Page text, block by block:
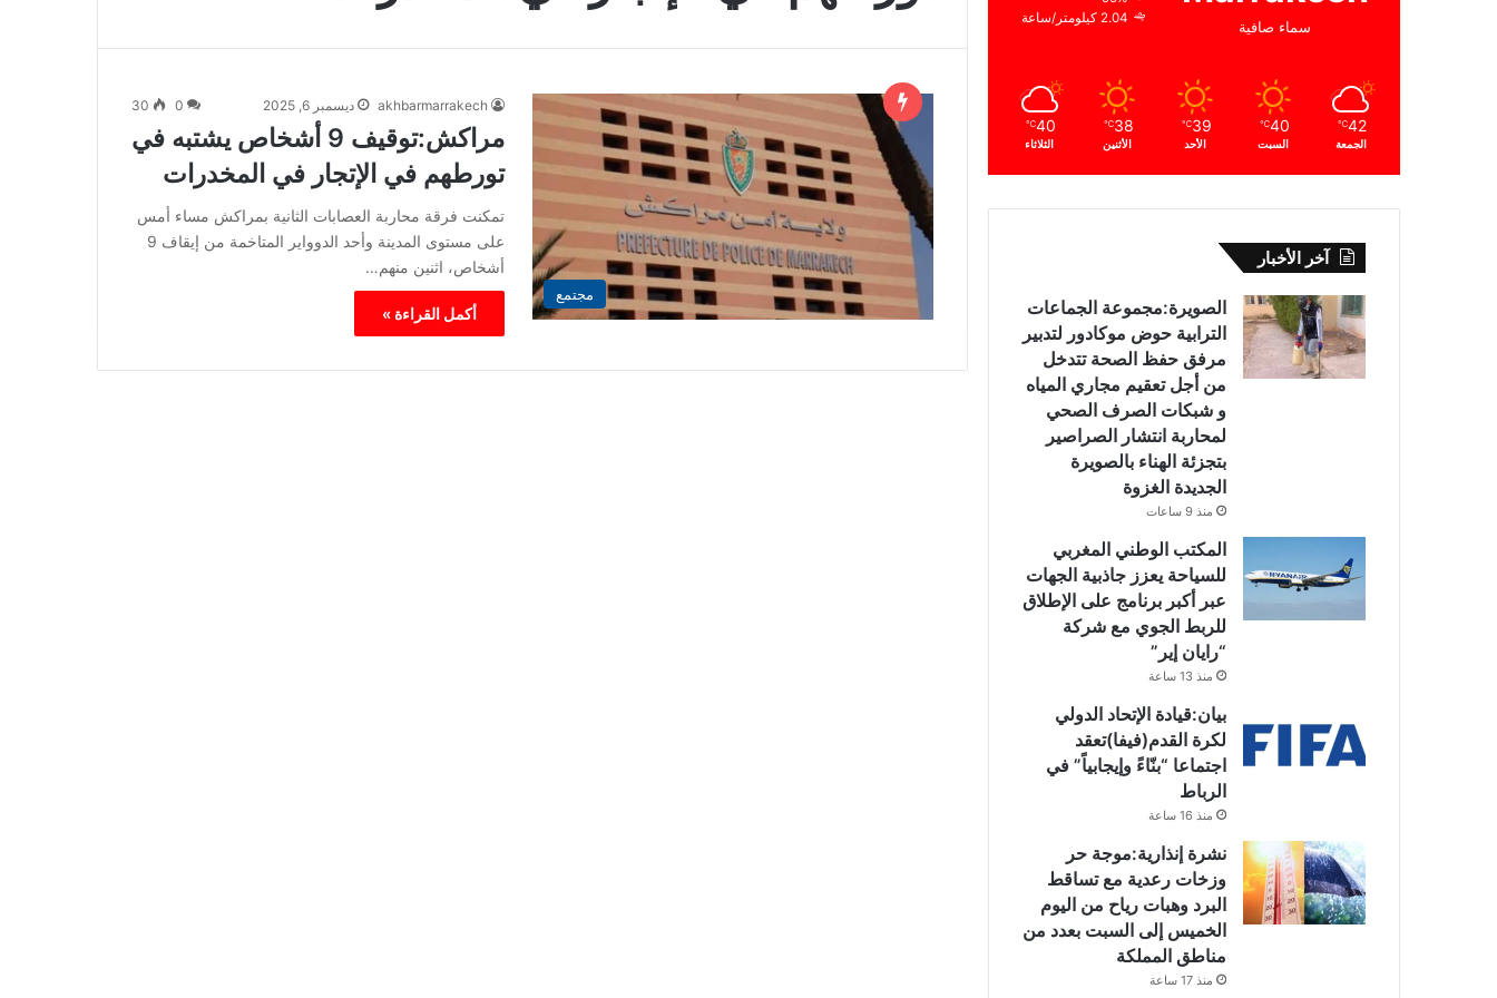
مجتمع
akhbarmarrakech ديسمبر 6, 2025 0
30
مراكش:توقيف 9 أشخاص يشتبه في
تورطهم في الإتجار في المخدرات
تمكنت فرقة محاربة العصابات الثانية بمراكش مساء أمس
على مستوى المدينة وأحد الدوواير المتاخمة من إيقاف 9
أشخاص، اثنين منهم…
أكمل القراءة »
سماء صافية
2.04 كيلومتر/ساعة
42
℃
الجمعة
40
℃
السبت
39
℃
الأحد
38
℃
الأثنين
40
℃
الثلاثاء
آخر الأخبار
الصويرة:مجموعة الجماعات
الترابية حوض موكادور لتدبير
مرفق حفظ الصحة تتدخل
من أجل تعقيم مجاري المياه
و شبكات الصرف الصحي
لمحاربة انتشار الصراصير
بتجزئة الهناء بالصويرة
الجديدة الغزوة
منذ 9 ساعات
المكتب الوطني المغربي
للسياحة يعزز جاذبية الجهات
عبر أكبر برنامج على الإطلاق
للربط الجوي مع شركة
“رايان إير”
منذ 13 ساعة
بيان:قيادة الإتحاد الدولي
لكرة القدم(فيفا)تعقد
اجتماعا “بنّاءً وإيجابياً” في
الرباط
منذ 16 ساعة
نشرة إنذارية:موجة حر
وزخات رعدية مع تساقط
البرد وهبات رياح من اليوم
الخميس إلى السبت بعدد من
مناطق المملكة
منذ 17 ساعة